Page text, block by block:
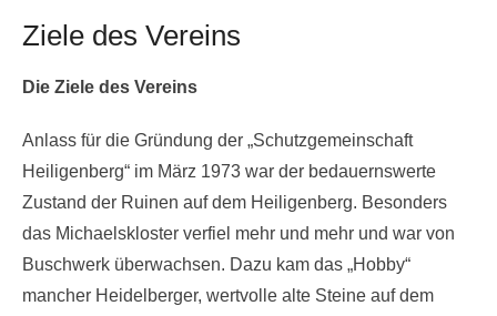
Ziele des Vereins
Die Ziele des Vereins
Anlass für die Gründung der „Schutzgemeinschaft
Heiligenberg“ im März 1973 war der bedauernswerte
Zustand der Ruinen auf dem Heiligenberg. Besonders
das Michaelskloster verfiel mehr und mehr und war von
Buschwerk überwachsen. Dazu kam das „Hobby“
mancher Heidelberger, wertvolle alte Steine auf dem